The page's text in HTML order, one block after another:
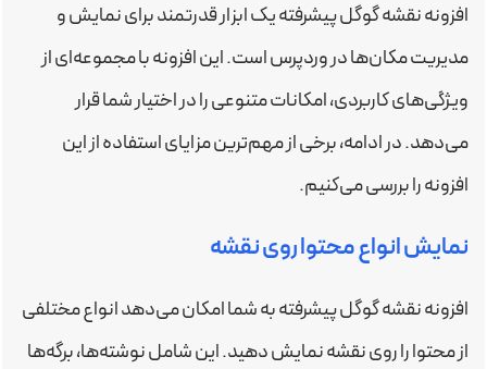
افزونه نقشه گوگل پیشرفته یک ابزار قدرتمند برای نمایش و
مدیریت مکان‌ها در وردپرس است. این افزونه با مجموعه‌ای از
ویژگی‌های کاربردی، امکانات متنوعی را در اختیار شما قرار
می‌دهد. در ادامه، برخی از مهم‌ترین مزایای استفاده از این
افزونه را بررسی می‌کنیم.
نمایش انواع محتوا روی نقشه
افزونه نقشه گوگل پیشرفته به شما امکان می‌دهد انواع مختلفی
از محتوا را روی نقشه نمایش دهید. این شامل نوشته‌ها، برگه‌ها